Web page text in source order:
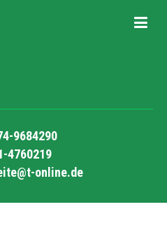
9684290
4760219
online.de